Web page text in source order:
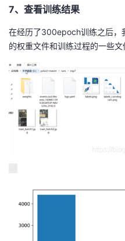
7、查看训练结果
在经历了300epoch训练之后，
的权重文件和训练过程的一些文